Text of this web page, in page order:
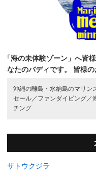
「海の未体験ゾーン」へ皆
なたのバディです。
皆様の
沖縄の離島・水納島のマリン
セール／ ファンダイビング／
チング
ザトウクジラ